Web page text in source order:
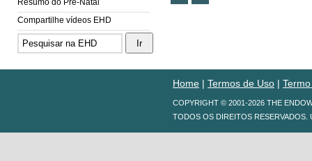
Resumo do Pré-Natal
Compartilhe vídeos EHD
Home | Termos de Uso |
COPYRIGHT © 2001-2026 THE
TODOS OS DIREITOS